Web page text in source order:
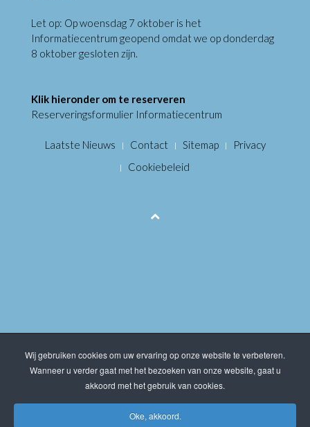
Let op: Op woensdag 7 oktober is het
Informatiecentrum geopend omdat we op donderdag
8 oktober gesloten zijn.
Klik hieronder om te reserveren
Reserveringsformulier Informatiecentrum
Laatste Nieuws Contact Sitemap
Privacy
Cookiebeleid
Wij gebruiken cookies om uw ervaring op onze website te verbeteren.
Wanneer u verder gaat met het bezoeken van onze website, gaat u
akkoord met het gebruik van cookies.
Oke, akkoord.